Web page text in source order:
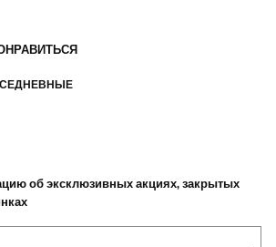
об эксклюзивных акциях, закрытых